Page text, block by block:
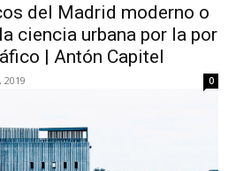
del Madrid moderno o
ciencia urbana por la por
| Antón Capitel
2019 0